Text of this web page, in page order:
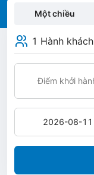
Một chiều
1 Hành khách